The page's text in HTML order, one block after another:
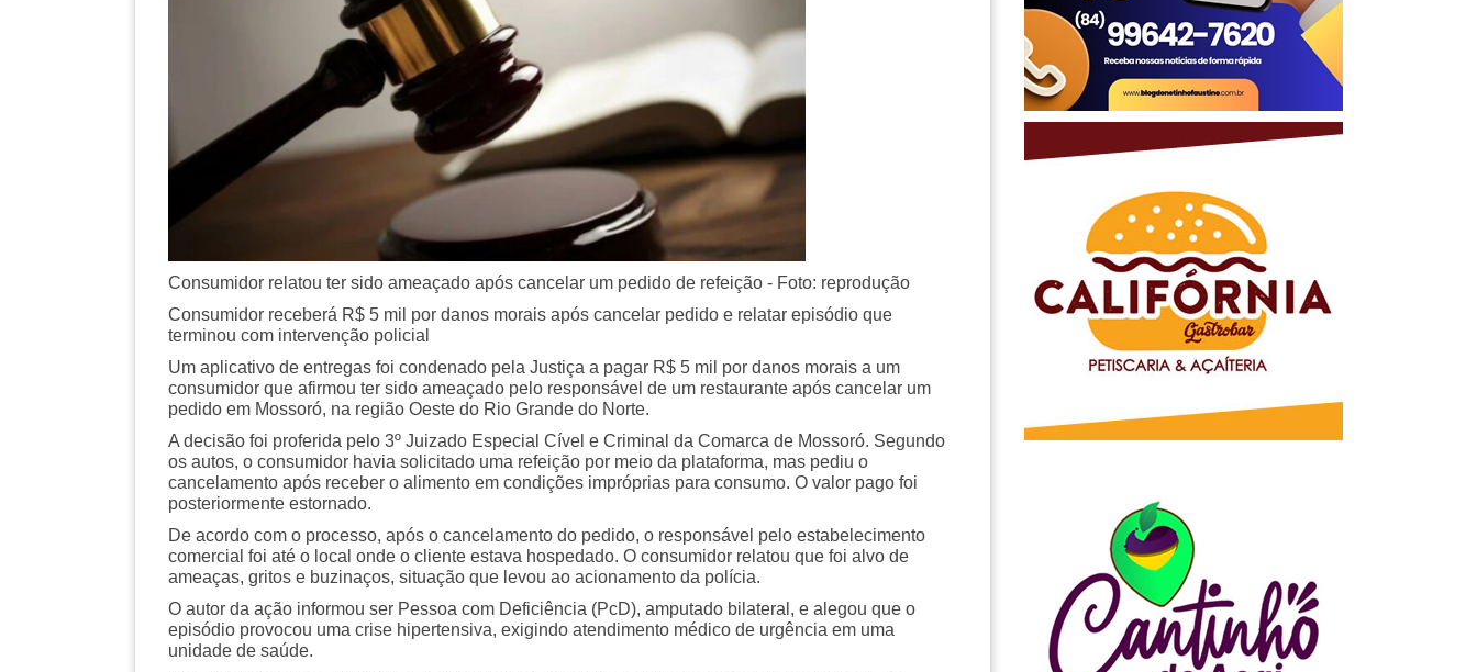
Consumidor relatou ter sido ameaçado após cancelar um pedido de refeição - Foto: reprodução
Consumidor receberá R$ 5 mil por danos morais após cancelar pedido e relatar episódio que
terminou com intervenção policial
Um aplicativo de entregas foi condenado pela Justiça a pagar R$ 5 mil por danos morais a um
consumidor que afirmou ter sido ameaçado pelo responsável de um restaurante após cancelar um
pedido em Mossoró, na região Oeste do Rio Grande do Norte.
A decisão foi proferida pelo 3º Juizado Especial Cível e Criminal da Comarca de Mossoró. Segundo
os autos, o consumidor havia solicitado uma refeição por meio da plataforma, mas pediu o
cancelamento após receber o alimento em condições impróprias para consumo. O valor pago foi
posteriormente estornado.
De acordo com o processo, após o cancelamento do pedido, o responsável pelo estabelecimento
comercial foi até o local onde o cliente estava hospedado. O consumidor relatou que foi alvo de
ameaças, gritos e buzinaços, situação que levou ao acionamento da polícia.
O autor da ação informou ser Pessoa com Deficiência (PcD), amputado bilateral, e alegou que o
episódio provocou uma crise hipertensiva, exigindo atendimento médico de urgência em uma
unidade de saúde.